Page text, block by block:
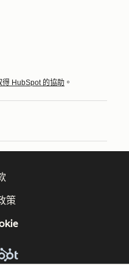
得 HubSpot 的協助 。
策